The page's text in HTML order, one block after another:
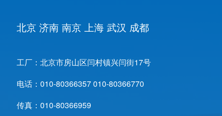
北京 济南 南京 上海 武汉 成都
工厂： 北京市房山区闫村镇兴闫街17号
电话： 010-80366357 010-80366770
传真： 010-80366959